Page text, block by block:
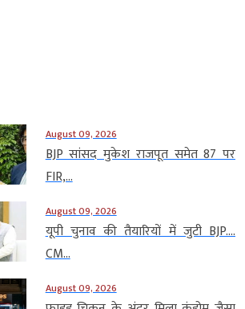
August 09, 2026
BJP सांसद मुकेश राजपूत समेत 87 पर
FIR,...
August 09, 2026
यूपी चुनाव की तैयारियों में जुटी BJP….
CM...
August 09, 2026